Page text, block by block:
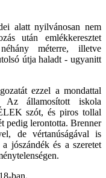
alatt nyilvánosan nem
után emlékkeresztet
méterre, illetve
útja haladt - ugyanitt
ezzel a mondattal
Az államosított iskola
szót, és piros tollal
pedig lerontotta. Brenner
de vértanúságával is
jószándék és a szeretet
ban.